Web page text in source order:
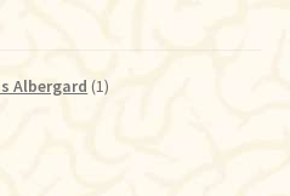
Albergard (1)